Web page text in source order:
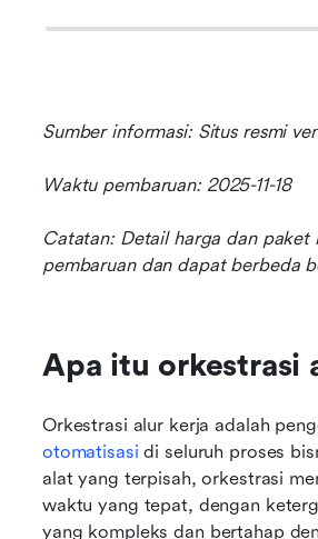
Sumber informasi: Situs resmi
Waktu pembaruan: 2025-11-18
Catatan: Detail harga dan
pembaruan dan dapat berbeda
Apa itu orkestrasi
otomatisasi di seluruh proses
alat yang terpisah, orkestrasi
waktu yang tepat, dengan
yang kompleks dan bertahap